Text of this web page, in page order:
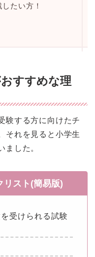
たい方！
すすめな理
験する方に向けたチ
それを見ると小学生
ました。
リスト(簡易版)
受けられる試験